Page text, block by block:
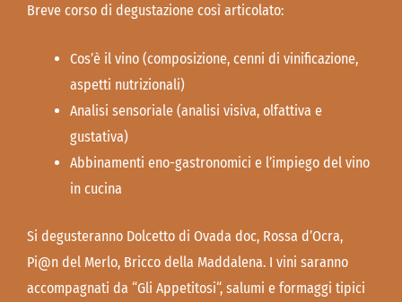
Breve corso di degustazione così articolato:
Cos’è il vino (composizione, cenni di vinificazione,
aspetti nutrizionali)
Analisi sensoriale (analisi visiva, olfattiva e
gustativa)
Abbinamenti eno-gastronomici e l’impiego del vino
in cucina
Si degusteranno Dolcetto di Ovada doc, Rossa d’Ocra,
Pi@n del Merlo, Bricco della Maddalena. I vini saranno
accompagnati da “Gli Appetitosi“, salumi e formaggi tipici